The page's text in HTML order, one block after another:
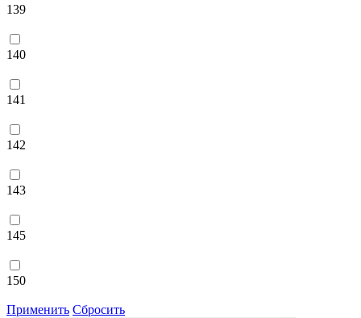
139
140
141
142
143
145
150
Применить Сбросить